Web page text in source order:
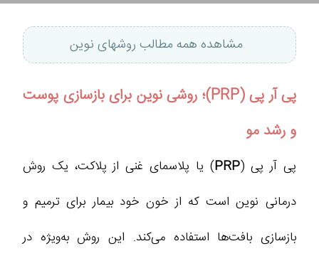
مشاهده همه مطالب روشهای نوین
پی آر پی (PRP)؛ روشی نوین برای بازسازی پوست
و رشد مو
پی آر پی (PRP) یا پلاسمای غنی از پلاکت، یک روش
درمانی نوین است که از خون خود بیمار برای ترمیم و
بازسازی بافت‌ها استفاده می‌کند. این روش به‌ویژه در